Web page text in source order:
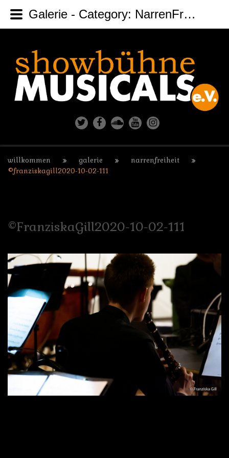
willkommen galerie
narrenfreiheit
©franziskagill2020-10-02-111
©FranziskaGill2020-10-02-111
Galerie - Category: NarrenFreiheit - Image: ©FranziskaGill2020-10-02-111